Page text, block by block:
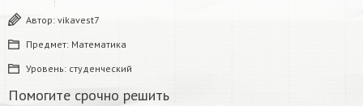
Автор: vikavest7
Предмет: Математика
Уровень: студенческий
Помогите срочно решить